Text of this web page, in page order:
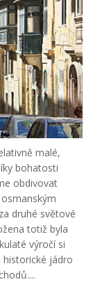
malé,
bohatosti
obdivovat
druhé světové
totiž byla
výročí si
historické jádro